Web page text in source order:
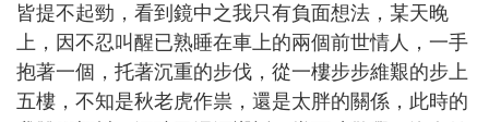
皆提不起勁，看到鏡中之我只有負面想法，某天晚
上，因不忍叫醒已熟睡在車上的兩個前世情人，一手
抱著一個，托著沉重的步伐，從一樓步步維艱的步上
五樓，不知是秋老虎作祟，還是太胖的關係，此時的